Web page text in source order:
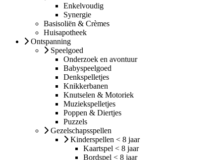
Enkelvoudig
Synergie
Basisoliën & Crèmes
Huisapotheek
Ontspanning
Speelgoed
Onderzoek en avontuur
Babyspeelgoed
Denkspelletjes
Knikkerbanen
Knutselen & Motoriek
Muziekspelletjes
Poppen & Diertjes
Puzzels
Gezelschapsspellen
Kinderspellen < 8 jaar
Kaartspel < 8 jaar
Bordspel < 8 jaar